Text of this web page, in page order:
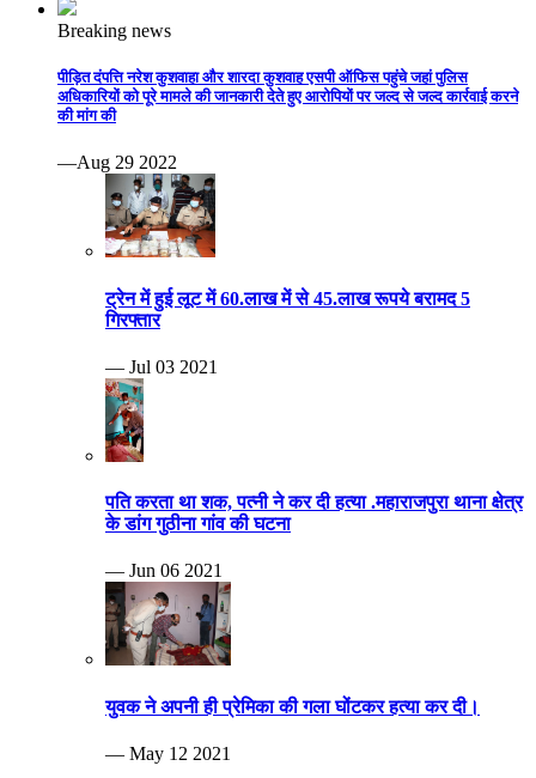
Breaking news
पीड़ित दंपत्ति नरेश कुशवाहा और शारदा कुशवाह एसपी ऑफिस पहुंचे जहां पुलिस
अधिकारियों को पूरे मामले की जानकारी देते हुए आरोपियों पर जल्द से जल्द कार्रवाई करने
की मांग की
—Aug 29 2022
ट्रेन में हुई लूट में 60.लाख में से 45.लाख रूपये बरामद 5
गिरफ्तार
— Jul 03 2021
पति करता था शक, पत्नी ने कर दी हत्या .महाराजपुरा थाना क्षेत्र
के डांग गुठीना गांव की घटना
— Jun 06 2021
युवक ने अपनी ही प्रेमिका की गला घोंटकर हत्या कर दी।
— May 12 2021